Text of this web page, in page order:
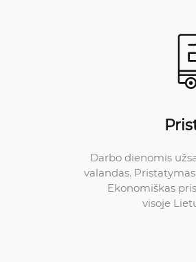
Darbo dienomis
valandas.
Ekonomiškas
visoje